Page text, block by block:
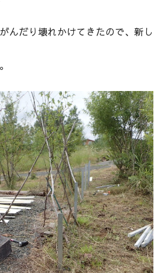
んだり壊れかけてきたので、新し